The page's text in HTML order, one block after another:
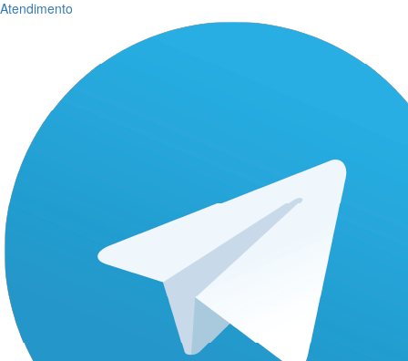
Atendimento